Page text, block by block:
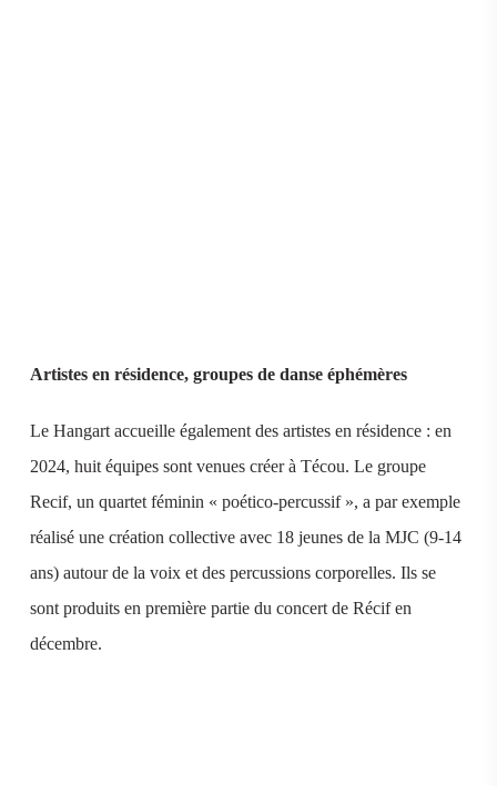
Artistes en résidence, groupes de danse éphémères
Le Hangart accueille également des artistes en résidence : en
2024, huit équipes sont venues créer à Técou. Le groupe
Recif, un quartet féminin « poético-percussif », a par exemple
réalisé une création collective avec 18 jeunes de la MJC (9-14
ans) autour de la voix et des percussions corporelles. Ils se
sont produits en première partie du concert de Récif en
décembre.